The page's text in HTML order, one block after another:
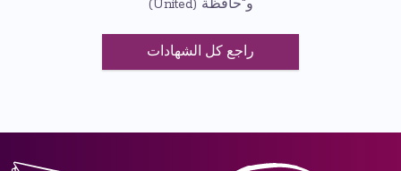
و"حافظة (United)
راجع كل الشهادات